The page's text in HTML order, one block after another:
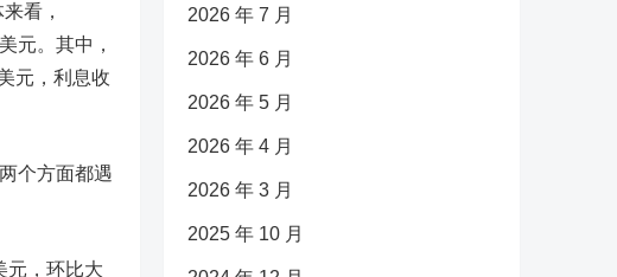
来看 ，
元。其中，
元 ， 利息收
个方面都遇
元 ， 环比大
2026 年 7 月
2026 年 6 月
2026 年 5 月
2026 年 4 月
2026 年 3 月
2025 年 10 月